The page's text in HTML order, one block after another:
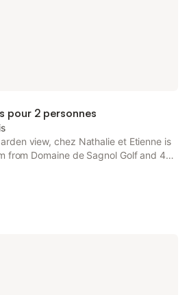
pour 2 personnes
view, chez Nathalie et Etienne is
from Domaine de Sagnol Golf and 43
property features mountain and river
Parc Expo.